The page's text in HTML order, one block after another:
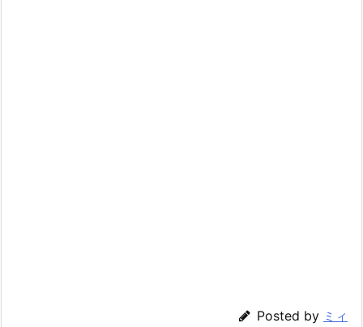
Posted by ミィ